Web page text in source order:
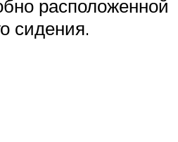
расположенной
сидения.